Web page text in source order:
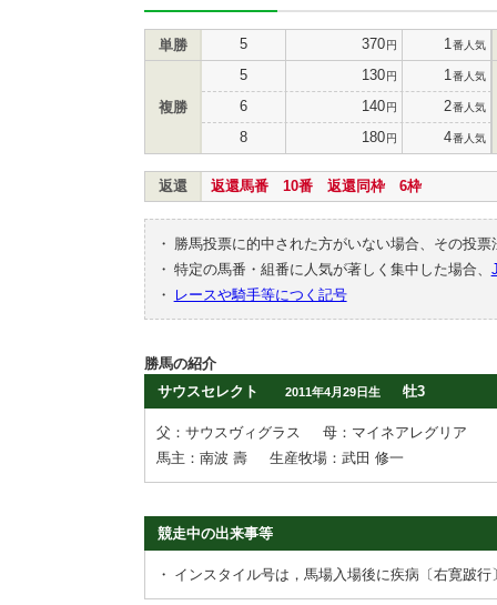
単勝 5 370円 1 番人気
複勝
5 130円 1 番人気
6 140円 2番人気
8 180円 4番人気
返還 返還馬番 10番 返還同枠 6枠
・
勝馬投票に的中された方がいない場合、その投
・ 特定の馬番・組番に人気が著しく集中した場合、
・
レースや騎手等につく記号
勝馬の紹介
サウスセレクト
2011年4月29日生 牡3
父：サウスヴィグラス
母：マイネアレグリア
馬主：南波 壽
生産牧場：武田 修一
競走中の出来事等
・ インスタイル号は，馬場入場後に疾病〔右寛跛